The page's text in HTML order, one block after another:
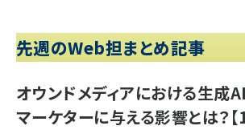
ai (2811)
youtube (2439)
先週のWeb担まとめ記事
オウンドメディアにおける生成
マーケターに与える影響とは？【1